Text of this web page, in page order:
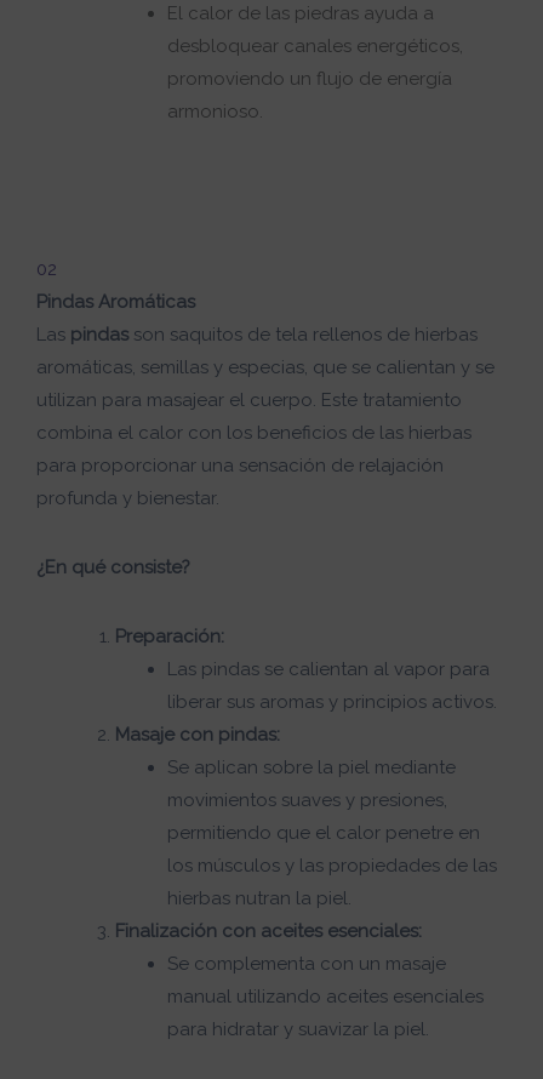
El calor de las piedras ayuda a
desbloquear canales energéticos,
promoviendo un flujo de energía
armonioso.
02
Pindas Aromáticas
Las pindas son saquitos de tela rellenos de hierbas
aromáticas, semillas y especias, que se calientan y se
utilizan para masajear el cuerpo. Este tratamiento
combina el calor con los beneficios de las hierbas
para proporcionar una sensación de relajación
profunda y bienestar.
¿En qué consiste?
Preparación:
Las pindas se calientan al vapor para
liberar sus aromas y principios activos.
Masaje con pindas:
Se aplican sobre la piel mediante
movimientos suaves y presiones,
permitiendo que el calor penetre en
los músculos y las propiedades de las
hierbas nutran la piel.
Finalización con aceites esenciales:
Se complementa con un masaje
manual utilizando aceites esenciales
para hidratar y suavizar la piel.